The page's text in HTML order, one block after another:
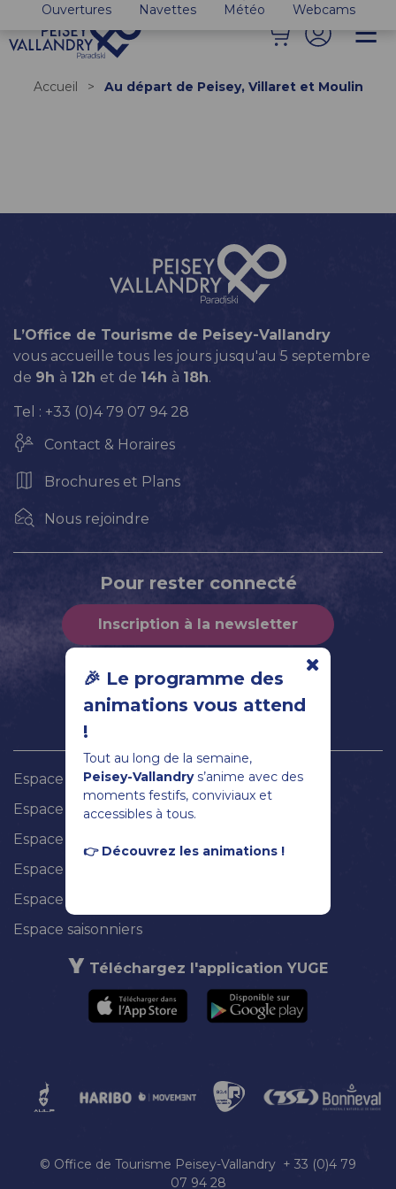
🎉 Le programme des
animations vous attend
!
Tout au long de la semaine,
Peisey-Vallandrys’anime avec des
moments festifs, conviviaux et
accessibles à tous.
👉 Découvrez les animations !
Ouvertures Navettes Météo Webcams
Accueil > Au départ de Peisey, Villaret et Moulin
L’Office de Tourisme de Peisey-Vallandry
vous accueille tous les jours jusqu'au 5 septembre
de 9h à 12h et de 14h à 18h.
Tel : +33 (0)4 79 07 94 28
Contact & Horaires
Brochures et Plans
Nous rejoindre
Pour rester connecté
Inscription à la newsletter
Nous suivre !
Espace propriétaire
Espace hébergeur
Espace voyagiste / TO
Espace presse
Espace adhésion
Espace saisonniers
Téléchargez l'application YUGE
© Office de Tourisme Peisey-Vallandry + 33 (0)4 79
07 94 28